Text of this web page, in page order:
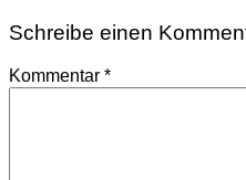
Schreibe einen
Kommentar *